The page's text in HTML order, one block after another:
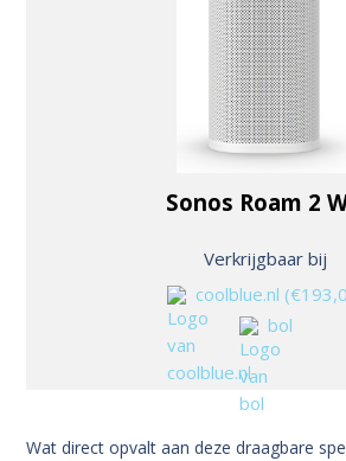
Sonos Roam 2
Verkrijgbaar bij
coolblue.nl
bol
Wat direct opvalt aan deze draagbare